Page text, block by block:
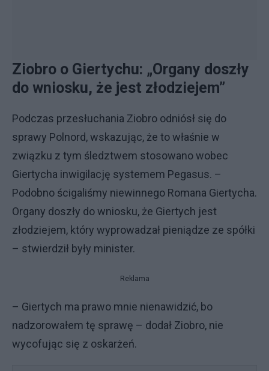
Ziobro o Giertychu: „Organy doszły
do wniosku, że jest złodziejem”
Podczas przesłuchania Ziobro odniósł się do
sprawy Polnord, wskazując, że to właśnie w
związku z tym śledztwem stosowano wobec
Giertycha inwigilację systemem Pegasus. –
Podobno ścigaliśmy niewinnego Romana Giertycha.
Organy doszły do wniosku, że Giertych jest
złodziejem, który wyprowadzał pieniądze ze spółki
– stwierdził były minister.
Reklama
– Giertych ma prawo mnie nienawidzić, bo
nadzorowałem tę sprawę – dodał Ziobro, nie
wycofując się z oskarżeń.